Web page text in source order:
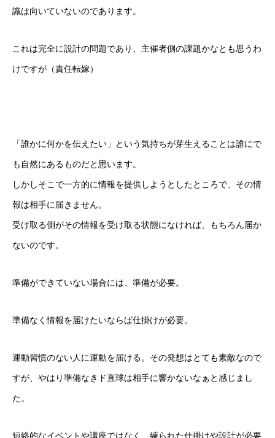
識は向いていないのであります。
これは完全に設計の問題であり、主催者側の課題かなとも思うわ
けですが（責任転嫁）
「誰かに何かを伝えたい」という気持ちが芽生えることは誰にで
も自然にあるものだと思います。
しかしそこで一方的に情報を提供しようとしたところで、その情
報は相手に届きません。
受け取る側がその情報を受け取る状態になければ、もちろん届か
ないのです。
準備ができていない場合には、準備が必要。
準備なく情報を届けたいならば仕掛けが必要。
運動習慣のない人に運動を届ける。その発想はとても素敵なので
すが、やはり準備なきド直球は相手に響かないなぁと感じまし
た。
短絡的なイベントや講座ではなく、練られた仕掛けや設計が必要